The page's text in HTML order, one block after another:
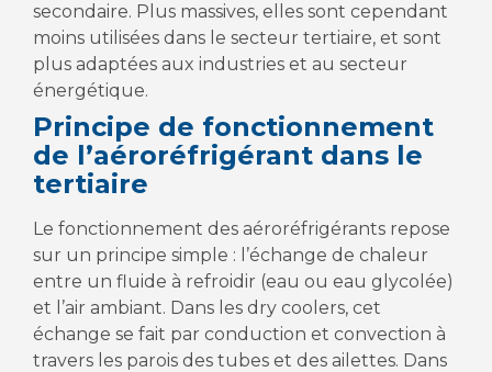
secondaire. Plus massives, elles sont cependant
moins utilisées dans le secteur tertiaire, et sont
plus adaptées aux industries et au secteur
énergétique.
Principe de fonctionnement
de l’aéroréfrigérant dans le
tertiaire
Le fonctionnement des aéroréfrigérants repose
sur un principe simple : l’échange de chaleur
entre un fluide à refroidir (eau ou eau glycolée)
et l’air ambiant. Dans les dry coolers, cet
échange se fait par conduction et convection à
travers les parois des tubes et des ailettes. Dans